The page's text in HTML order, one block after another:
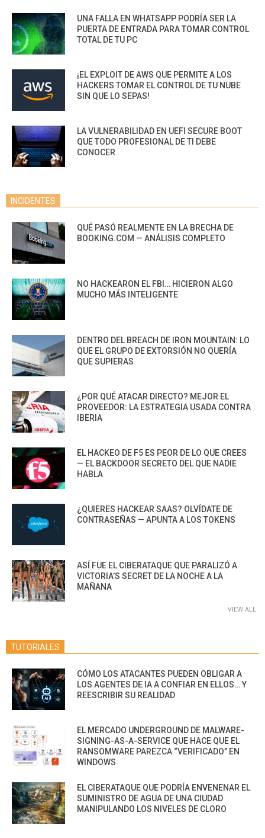
UNA FALLA EN WHATSAPP PODRÍA SER LA
PUERTA DE ENTRADA PARA TOMAR CONTROL
TOTAL DE TU PC
¡EL EXPLOIT DE AWS QUE PERMITE A LOS
HACKERS TOMAR EL CONTROL DE TU NUBE
SIN QUE LO SEPAS!
LA VULNERABILIDAD EN UEFI SECURE BOOT
QUE TODO PROFESIONAL DE TI DEBE
CONOCER
INCIDENTES
QUÉ PASÓ REALMENTE EN LA BRECHA DE
BOOKING.COM — ANÁLISIS COMPLETO
NO HACKEARON EL FBI… HICIERON ALGO
MUCHO MÁS INTELIGENTE
DENTRO DEL BREACH DE IRON MOUNTAIN: LO
QUE EL GRUPO DE EXTORSIÓN NO QUERÍA
QUE SUPIERAS
¿POR QUÉ ATACAR DIRECTO? MEJOR EL
PROVEEDOR: LA ESTRATEGIA USADA CONTRA
IBERIA
EL HACKEO DE F5 ES PEOR DE LO QUE CREES
— EL BACKDOOR SECRETO DEL QUE NADIE
HABLA
¿QUIERES HACKEAR SAAS? OLVÍDATE DE
CONTRASEÑAS — APUNTA A LOS TOKENS
ASÍ FUE EL CIBERATAQUE QUE PARALIZÓ A
VICTORIA’S SECRET DE LA NOCHE A LA
MAÑANA
VIEW ALL
TUTORIALES
CÓMO LOS ATACANTES PUEDEN OBLIGAR A
LOS AGENTES DE IA A CONFIAR EN ELLOS… Y
REESCRIBIR SU REALIDAD
EL MERCADO UNDERGROUND DE MALWARE-
SIGNING-AS-A-SERVICE QUE HACE QUE EL
RANSOMWARE PAREZCA “VERIFICADO” EN
WINDOWS
EL CIBERATAQUE QUE PODRÍA ENVENENAR EL
SUMINISTRO DE AGUA DE UNA CIUDAD
MANIPULANDO LOS NIVELES DE CLORO